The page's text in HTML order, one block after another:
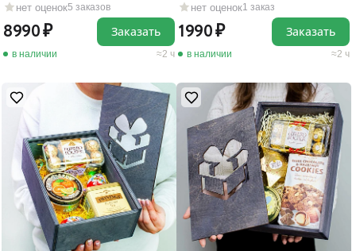
нет оценок5 заказов
8990
в наличии 2 ч
Заказать
нет оценок1 заказ
1990
в наличии 2 ч
Заказать